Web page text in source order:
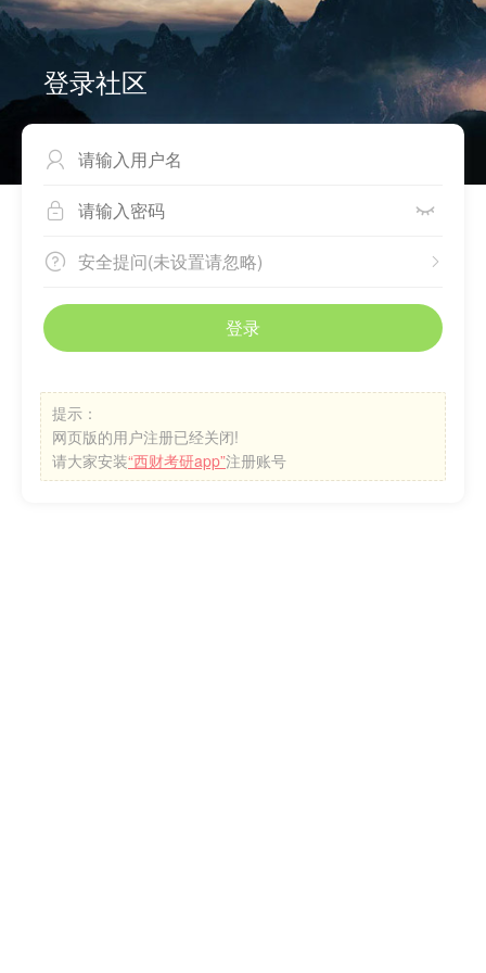
登录社区

 
 
安全提问(未设置请忽略)
登录
提示：
网页版的用户注册已经关闭!
请大家安装“西财考研app”注册账号